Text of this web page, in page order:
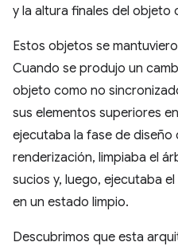
y la altura finales del objeto
Estos objetos se
Cuando se produjo un
objeto como no
sus elementos superiores
ejecutaba la fase de diseño
renderización, limpiaba el
sucios y, luego, ejecutaba
en un estado limpio.
Descubrimos que esta